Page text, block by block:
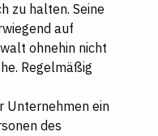
zu halten. Seine
auf
ohnehin nicht
Regelmäßig
Unternehmen ein
des